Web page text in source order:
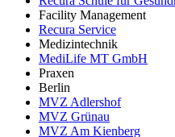
Facility Management
Recura Service
Medizintechnik
MediLife MT GmbH
Praxen
Berlin
MVZ Adlershof
MVZ Grünau
MVZ Am Kienberg